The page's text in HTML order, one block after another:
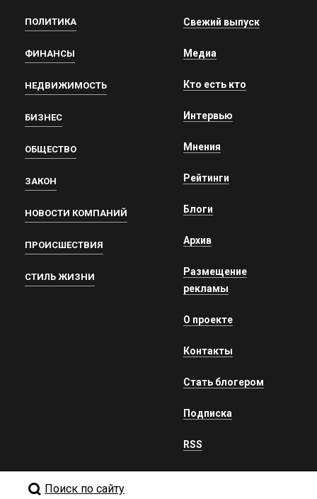
ПОЛИТИКА
ФИНАНСЫ
НЕДВИЖИМОСТЬ
БИЗНЕС
ОБЩЕСТВО
ЗАКОН
НОВОСТИ КОМПАНИЙ
ПРОИСШЕСТВИЯ
СТИЛЬ ЖИЗНИ
Свежий выпуск
Медиа
Кто есть кто
Интервью
Мнения
Рейтинги
Блоги
Архив
Размещение
рекламы
О проекте
Контакты
Стать блогером
Подписка
RSS
Поиск по сайту